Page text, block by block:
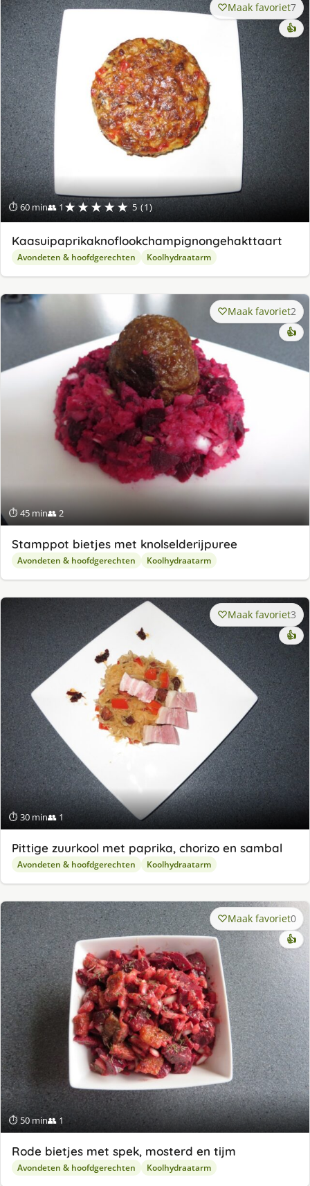
⏱ 60 min👥 1 ★★★★★ 5 (1)
Maak favoriet7
👍
Kaasuipaprikaknoflookchampignongehakttaart
Avondeten & hoofdgerechten Koolhydraatarm
⏱ 45 min👥 2
Maak favoriet2
👍
Stamppot bietjes met knolselderijpuree
Avondeten & hoofdgerechten Koolhydraatarm
⏱ 30 min👥 1
Maak favoriet3
👍
Pittige zuurkool met paprika, chorizo en sambal
Avondeten & hoofdgerechten Koolhydraatarm
⏱ 50 min👥 1
Maak favoriet0
👍
Rode bietjes met spek, mosterd en tijm
Avondeten & hoofdgerechten Koolhydraatarm